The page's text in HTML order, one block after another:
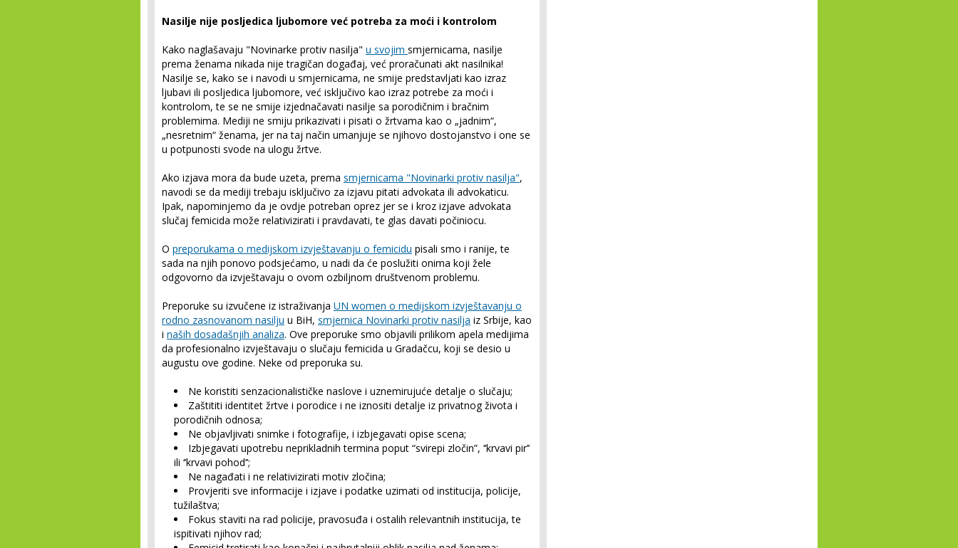
Nasilje nije posljedica ljubomore već potreba za moći i kontrolom
Kako naglašavaju "Novinarke protiv nasilja" u svojim smjernicama, nasilje
prema ženama nikada nije tragičan događaj, već proračunati akt nasilnika!
Nasilje se, kako se i navodi u smjernicama, ne smije predstavljati kao izraz
ljubavi ili posljedica ljubomore, već isključivo kao izraz potrebe za moći i
kontrolom, te se ne smije izjednačavati nasilje sa porodičnim i bračnim
problemima. Mediji ne smiju prikazivati i pisati o žrtvama kao o „jadnim“,
„nesretnim“ ženama, jer na taj način umanjuje se njihovo dostojanstvo i one se
u potpunosti svode na ulogu žrtve.
Ako izjava mora da bude uzeta, prema smjernicama "Novinarki protiv nasilja",
navodi se da mediji trebaju isključivo za izjavu pitati advokata ili advokaticu.
Ipak, napominjemo da je ovdje potreban oprez jer se i kroz izjave advokata
slučaj femicida može relativizirati i pravdavati, te glas davati počiniocu.
O preporukama o medijskom izvještavanju o femicidu pisali smo i ranije, te
sada na njih ponovo podsjećamo, u nadi da će poslužiti onima koji žele
odgovorno da izvještavaju o ovom ozbiljnom društvenom problemu.
Preporuke su izvučene iz istraživanja UN women o medijskom izvještavanju o
rodno zasnovanom nasilju u BiH, smjernica Novinarki protiv nasilja iz Srbije, kao
i naših dosadašnjih analiza. Ove preporuke smo objavili prilikom apela medijima
da profesionalno izvještavaju o slučaju femicida u Gradačcu, koji se desio u
augustu ove godine. Neke od preporuka su.
Ne koristiti senzacionalističke naslove i uznemirujuće detalje o slučaju;
Zaštititi identitet žrtve i porodice i ne iznositi detalje iz privatnog života i
porodičnih odnosa;
Ne objavljivati snimke i fotografije, i izbjegavati opise scena;
Izbjegavati upotrebu neprikladnih termina poput “svirepi zločin”, ‘’krvavi pir’’
ili ‘’krvavi pohod’’;
Ne nagađati i ne relativizirati motiv zločina;
Provjeriti sve informacije i izjave i podatke uzimati od institucija, policije,
tužilaštva;
Fokus staviti na rad policije, pravosuđa i ostalih relevantnih institucija, te
ispitivati njihov rad;